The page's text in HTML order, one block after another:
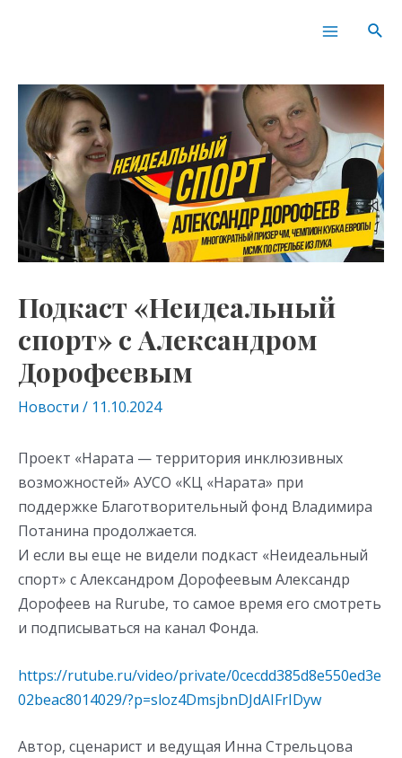
Main
Подкаст «Неидеальный
спорт» с Александром
Дорофеевым
Новости / 11.10.2024
Проект «Нарата — территория инклюзивных
возможностей» АУСО «КЦ «Нарата» при
поддержке Благотворительный фонд Владимира
Потанина продолжается.
И если вы еще не видели подкаст «Неидеальный
спорт» с Александром Дорофеевым Александр
Дорофеев на Rurube, то самое время его смотреть
и подписываться на канал Фонда.
https://rutube.ru/video/private/0cecdd385d8e550ed3e
02beac8014029/?p=sloz4DmsjbnDJdAIFrIDyw
Автор, сценарист и ведущая Инна Стрельцова